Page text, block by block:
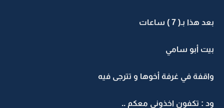
بعد هذا بـ( 7 ) ساعات
بيت أبو سامي
واقفة في غرفة أخوها و تترجى فيه
ود : تكفون اخذوني معكم ..